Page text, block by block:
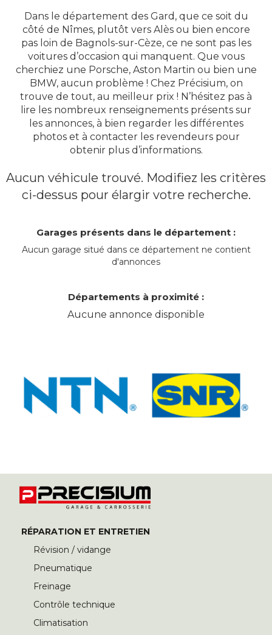
Dans le département des Gard, que ce soit du
côté de Nîmes, plutôt vers Alès ou bien encore
pas loin de Bagnols-sur-Cèze, ce ne sont pas les
voitures d’occasion qui manquent. Que vous
cherchiez une Porsche, Aston Martin ou bien une
BMW, aucun problème ! Chez Précisium, on
trouve de tout, au meilleur prix ! N’hésitez pas à
lire les nombreux renseignements présents sur
les annonces, à bien regarder les différentes
photos et à contacter les revendeurs pour
obtenir plus d’informations.
Aucun véhicule trouvé. Modifiez les critères
ci-dessus pour élargir votre recherche.
Garages présents dans le département :
Aucun garage situé dans ce département ne contient
d'annonces
Départements à proximité :
Aucune annonce disponible
RÉPARATION ET ENTRETIEN
Révision / vidange
Pneumatique
Freinage
Contrôle technique
Climatisation